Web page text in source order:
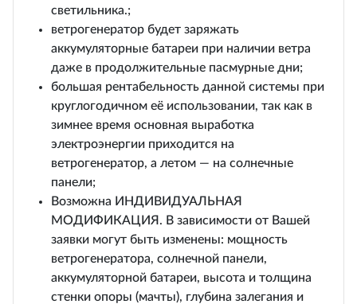
светильника.;
ветрогенератор будет заряжать
аккумуляторные батареи при наличии ветра
даже в продолжительные пасмурные дни;
большая рентабельность данной системы при
круглогодичном её использовании, так как в
зимнее время основная выработка
электроэнергии приходится на
ветрогенератор, а летом — на солнечные
панели;
Возможна ИНДИВИДУАЛЬНАЯ
МОДИФИКАЦИЯ. В зависимости от Вашей
заявки могут быть изменены: мощность
ветрогенератора, солнечной панели,
аккумуляторной батареи, высота и толщина
стенки опоры (мачты), глубина залегания и